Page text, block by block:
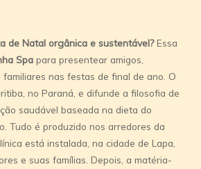
de Natal orgânica e sustentável?Essa
Spa para presentear amigos,
nas festas de final de ano. O
no Paraná, e difunde a filosofia de
saudável baseada na dieta do
Tudo é produzido nos arredores da
está instalada, na cidade de Lapa,
e suas famílias. Depois, a matéria-